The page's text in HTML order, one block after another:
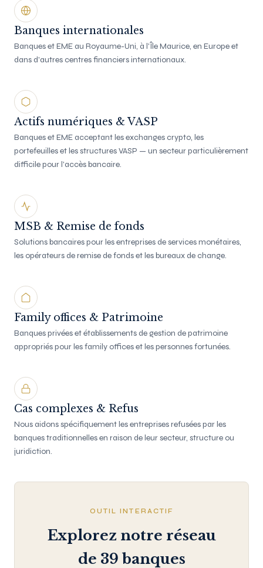
Banques internationales
Banques et EME au Royaume-Uni, à l'Île Maurice, en Europe et
dans d'autres centres financiers internationaux.
Actifs numériques & VASP
Banques et EME acceptant les exchanges crypto, les
portefeuilles et les structures VASP — un secteur particulièrement
difficile pour l'accès bancaire.
MSB & Remise de fonds
Solutions bancaires pour les entreprises de services monétaires,
les opérateurs de remise de fonds et les bureaux de change.
Family offices & Patrimoine
Banques privées et établissements de gestion de patrimoine
appropriés pour les family offices et les personnes fortunées.
Cas complexes & Refus
Nous aidons spécifiquement les entreprises refusées par les
banques traditionnelles en raison de leur secteur, structure ou
juridiction.
OUTIL INTERACTIF
Explorez notre réseau
de 39 banques